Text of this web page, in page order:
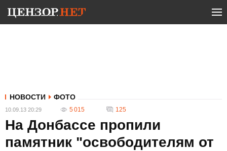
НОВОСТИ ФОТО
10.09.13 20:29 5 015 125
На Донбассе пропили
памятник "освободителям от